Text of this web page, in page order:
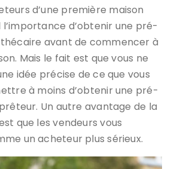
d’une première maison
d’obtenir une pré-
avant de commencer à
Mais le fait est que vous ne
idée précise de ce que vous
à moins d’obtenir une pré-
Un autre avantage de la
que les vendeurs vous
un acheteur plus sérieux.